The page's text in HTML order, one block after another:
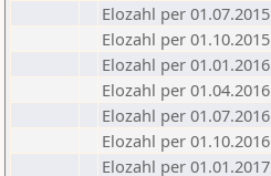
Elozahl per 01.07.2015
Elozahl per 01.10.2015
Elozahl per 01.01.2016
Elozahl per 01.04.2016
Elozahl per 01.07.2016
Elozahl per 01.10.2016
Elozahl per 01.01.2017